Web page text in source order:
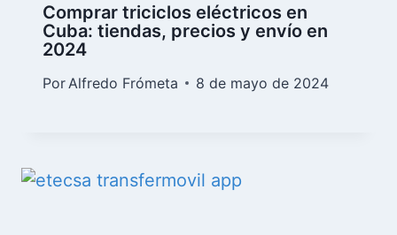
Comprar triciclos eléctricos en
Cuba: tiendas, precios y envío en
2024
Por Alfredo Frómeta 8 de mayo de 2024